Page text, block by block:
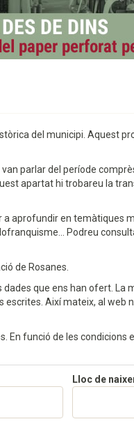
del municipi. Aquest
parlar del període
apartat hi trobareu la
aprofundir en temàtiques
Podreu
de Rosanes.
que ens han ofert. La
Així mateix, al web
En funció de les condicions
Lloc de